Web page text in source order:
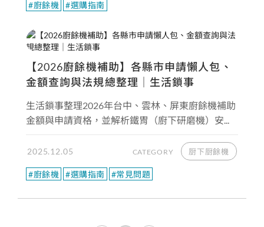
#廚餘機 #選購指南
【2026廚餘機補助】各縣市申請懶人包、
金額查詢與法規總整理｜生活鎖事
生活鎖事整理2026年台中、雲林、屏東廚餘機補助
金額與申請資格，並解析鐵胃（廚下研磨機）安...
2025.12.05 CATEGORY 厨下厨餘機
#廚餘機 #選購指南 #常見問題